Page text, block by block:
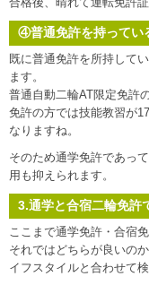
④普通免許を持ってい
既に普通免許を所持して
ます。
普通自動二輪AT限定免許
免許の方では技能教習が
なりますね。
そのため通学免許であっ
用も抑えられます。
3.通学と合宿二輪免許
ここまで通学免許・合宿
それではどちらが良いの
イフスタイルと合わせて